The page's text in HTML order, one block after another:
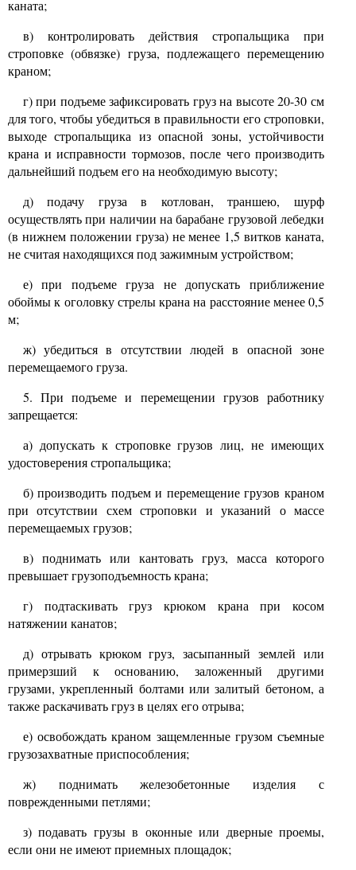
каната;
в) контролировать действия стропальщика при
строповке (обвязке) груза, подлежащего перемещению
краном;
г) при подъеме зафиксировать груз на высоте 20-30 см
для того, чтобы убедиться в правильности его строповки,
выходе стропальщика из опасной зоны, устойчивости
крана и исправности тормозов, после чего производить
дальнейший подъем его на необходимую высоту;
д) подачу груза в котлован, траншею, шурф
осуществлять при наличии на барабане грузовой лебедки
(в нижнем положении груза) не менее 1,5 витков каната,
не считая находящихся под зажимным устройством;
е) при подъеме груза не допускать приближение
обоймы к оголовку стрелы крана на расстояние менее 0,5
м;
ж) убедиться в отсутствии людей в опасной зоне
перемещаемого груза.
5. При подъеме и перемещении грузов работнику
запрещается:
а) допускать к строповке грузов лиц, не имеющих
удостоверения стропальщика;
б) производить подъем и перемещение грузов краном
при отсутствии схем строповки и указаний о массе
перемещаемых грузов;
в) поднимать или кантовать груз, масса которого
превышает грузоподъемность крана;
г) подтаскивать груз крюком крана при косом
натяжении канатов;
д) отрывать крюком груз, засыпанный землей или
примерзший к основанию, заложенный другими
грузами, укрепленный болтами или залитый бетоном, а
также раскачивать груз в целях его отрыва;
е) освобождать краном защемленные грузом съемные
грузозахватные приспособления;
ж) поднимать железобетонные изделия с
поврежденными петлями;
з) подавать грузы в оконные или дверные проемы,
если они не имеют приемных площадок;